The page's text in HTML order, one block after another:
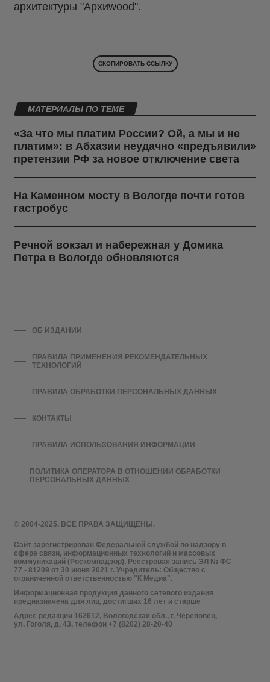
архитектуры "Архиwood".
СКОПИРОВАТЬ ССЫЛКУ
МАТЕРИАЛЫ ПО ТЕМЕ
«За что мы платим России? Ой, а мы и не
платим»: в Абхазии неудачно «предъявили»
претензии РФ за новое отключение света
На Каменном мосту в Вологде почти готов
гастробус
Речной вокзал и набережная у Домика
Петра в Вологде обновляются
© 2004-2025. ВСЕ ПРАВА ЗАЩИЩЕНЫ.
Сайт зарегистрирован Федеральной службой по надзору в
сфере связи, информационных технологий и массовых
коммуникаций (Роскомнадзор). Реестровая запись ЭЛ № ФС
77 - 81209 от 30 июня 2021 г. Учредитель: Общество с
ограниченной ответственностью "К Медиа".
Информационная продукция данного сетевого издания
предназначена для лиц, достигших 16 лет и старше
Адрес редакции 162612, Вологодская обл., г. Череповец,
ул. Гоголя, д. 43, телефон +7 (8202) 28-20-40
ОБ ИЗДАНИИ
ПРАВИЛА ПРИМЕНЕНИЯ РЕКОМЕНДАТЕЛЬНЫХ
ТЕХНОЛОГИЙ
ПРАВИЛА ОБРАБОТКИ ПЕРСОНАЛЬНЫХ ДАННЫХ
КОНТАКТЫ
ПРАВИЛА ИСПОЛЬЗОВАНИЯ ИНФОРМАЦИИ
ПОЛИТИКА ОПЕРАТОРА В ОТНОШЕНИИ ОБРАБОТКИ
ПЕРСОНАЛЬНЫХ ДАННЫХ